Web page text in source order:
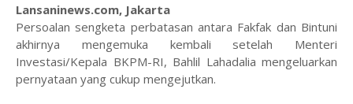
Lansaninews.com, Jakarta
Persoalan sengketa perbatasan antara Fakfak dan Bintuni
akhirnya mengemuka kembali setelah Menteri
Investasi/Kepala BKPM-RI, Bahlil Lahadalia mengeluarkan
pernyataan yang cukup mengejutkan.